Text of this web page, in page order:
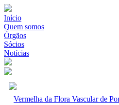
Início
Quem somos
Órgãos
Sócios
Notícias
Vermelha da Flora Vascular de